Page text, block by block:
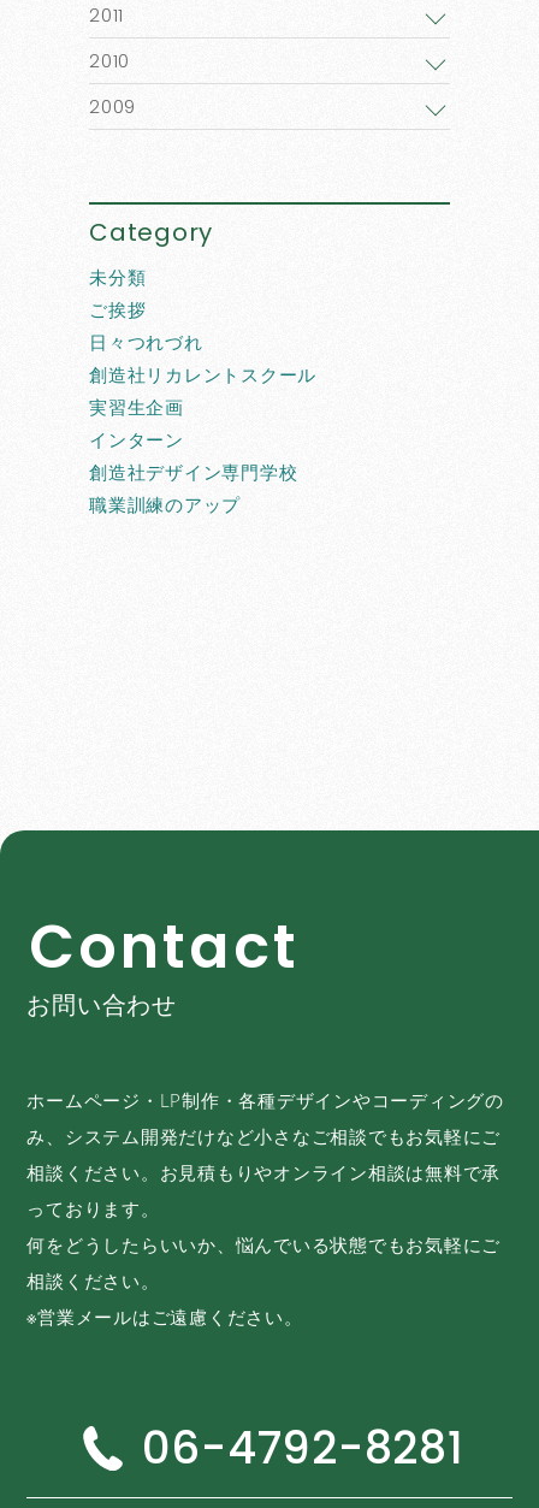
2011
2010
2009
Category
未分類
ご挨拶
日々つれづれ
創造社リカレントスクール
実習生企画
インターン
創造社デザイン専門学校
職業訓練のアップ
Contact
お問い合わせ
ホームページ・LP制作・各種デザインやコーディングの
み、システム開発だけなど小さなご相談でもお気軽にご
相談ください。お見積もりやオンライン相談は無料で承
っております。
何をどうしたらいいか、悩んでいる状態でもお気軽にご
相談ください。
※営業メールはご遠慮ください。
06-4792-8281